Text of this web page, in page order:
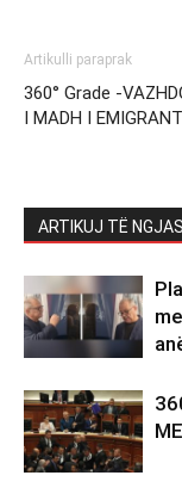
Artikulli paraprak
360° Grade -
I MADH I
ARTIKUJ TË